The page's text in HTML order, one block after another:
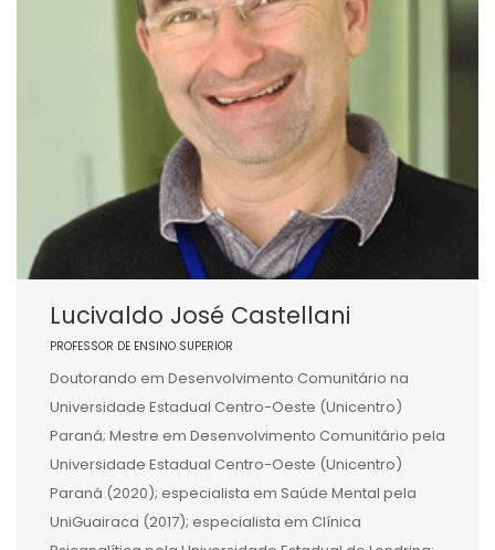
Lucivaldo José Castellani
PROFESSOR DE ENSINO SUPERIOR
Doutorando em Desenvolvimento Comunitário na
Universidade Estadual Centro-Oeste (Unicentro)
Paraná; Mestre em Desenvolvimento Comunitário pela
Universidade Estadual Centro-Oeste (Unicentro)
Paraná (2020); especialista em Saúde Mental pela
UniGuairaca (2017); especialista em Clínica